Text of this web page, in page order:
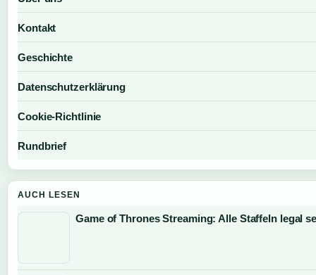
Kontakt
Geschichte
Datenschutzerklärung
Cookie-Richtlinie
Rundbrief
AUCH LESEN
Game of Thrones Streaming: Alle Staffeln legal